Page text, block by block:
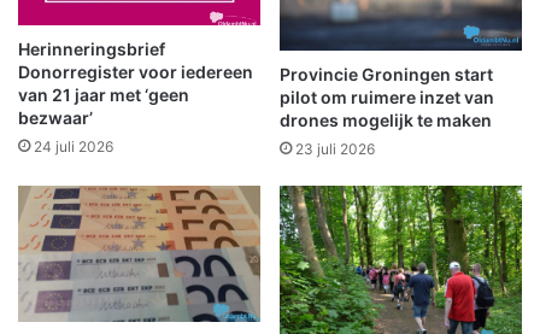
s
t
e
k
e
t
h
u
i
s
S
M
a
r
a
t
h
a
Herinneringsbrief
Donorregister voor iedereen
van 21 jaar met ‘geen
bezwaar’
24 juli 2026
Provincie Groningen start
pilot om ruimere inzet van
drones mogelijk te maken
23 juli 2026